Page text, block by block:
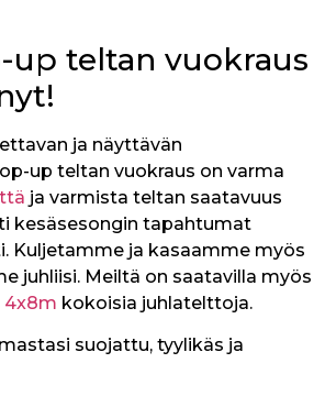
up teltan vuokraus
ja näyttävän
up teltan vuokraus on varma
ja varmista teltan saatavuus
kesäsesongin tapahtumat
Kuljetamme ja kasaamme myös
juhliisi. Meiltä on saatavilla myös
4x8m kokoisia juhlatelttoja.
suojattu, tyylikäs ja